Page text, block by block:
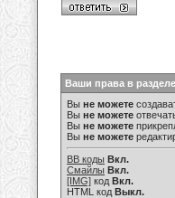
Ваши права в разделе
Вы не можете
Вы не можете
Вы не можете
Вы не можете
BB коды Вкл.
Смайлы Вкл.
[IMG] код Вкл.
HTML код Выкл.